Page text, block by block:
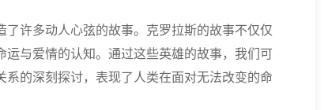
许多动人心弦的故事。克罗拉斯的故事不仅仅
与爱情的认知。通过这些英雄的故事，我们可
的深刻探讨，表现了人类在面对无法改变的命